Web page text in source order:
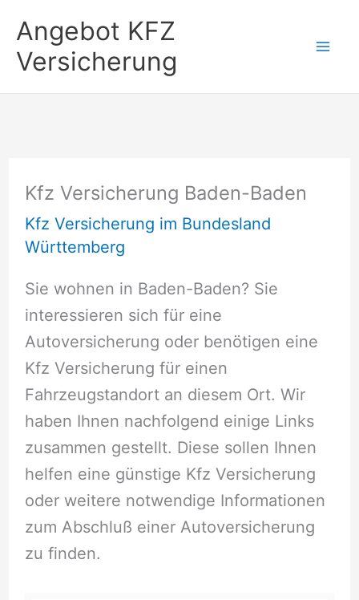
Inhalt
springen
Angebot KFZ
Versicherung
Kfz Versicherung Baden-Baden
Kfz Versicherung im Bundesland
Württemberg
Sie wohnen in Baden-Baden? Sie
interessieren sich für eine
Autoversicherung oder benötigen eine
Kfz Versicherung für einen
Fahrzeugstandort an diesem Ort. Wir
haben Ihnen nachfolgend einige Links
zusammen gestellt. Diese sollen Ihnen
helfen eine günstige Kfz Versicherung
oder weitere notwendige Informationen
zum Abschluß einer Autoversicherung
zu finden.